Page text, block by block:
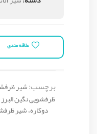
علاقه مندی
برچسب:شیر
ظرفشویی نگین
دوکاره، شیر